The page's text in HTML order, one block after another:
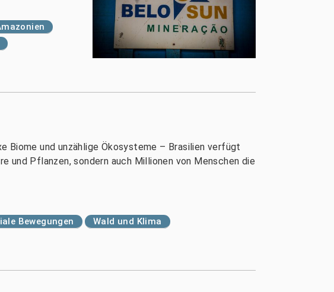
Biome und unzählige Ökosysteme – Brasilien verfügt
und Pflanzen, sondern auch Millionen von Menschen die
Bewegungen
Wald und Klima